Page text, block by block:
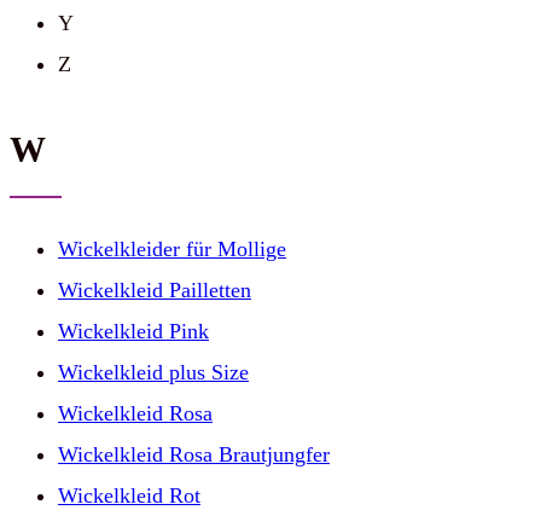
Y
Z
W
Wickelkleider für Mollige
Wickelkleid Pailletten
Wickelkleid Pink
Wickelkleid plus Size
Wickelkleid Rosa
Wickelkleid Rosa Brautjungfer
Wickelkleid Rot